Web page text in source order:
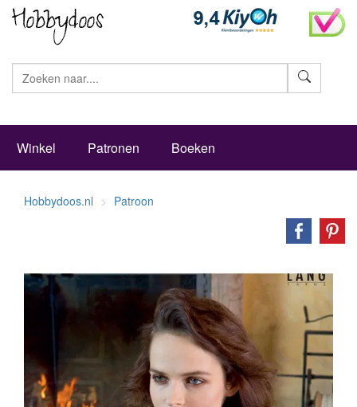
Winkel Patronen Boeken
Hobbydoos.nl Patroon